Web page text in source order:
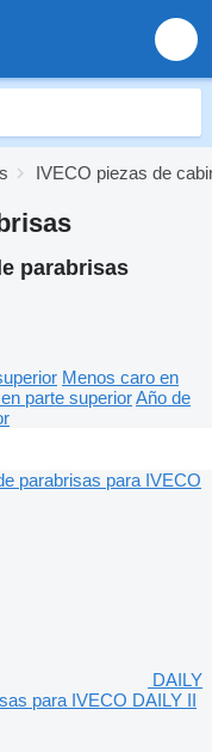
IVECO piezas de
parabrisas
Menos caro en
parte superiorAño de
DAILY
para IVECO DAILY II